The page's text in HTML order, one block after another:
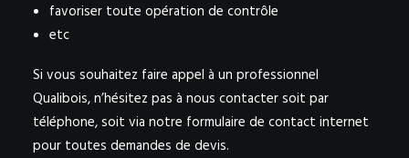
favoriser toute opération de contrôle
etc
Si vous souhaitez faire appel à un professionnel
Qualibois, n’hésitez pas à nous contacter soit par
téléphone, soit via notre formulaire de contact internet
pour toutes demandes de devis.